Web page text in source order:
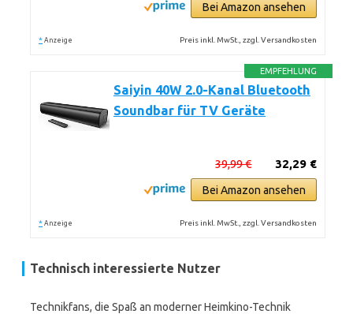
Bei Amazon ansehen
* Anzeige Preis inkl. MwSt., zzgl. Versandkosten
EMPFEHLUNG
Saiyin 40W 2.0-Kanal Bluetooth
Soundbar für TV Geräte
32,29 €
39,99 €
Bei Amazon ansehen
* Anzeige Preis inkl. MwSt., zzgl. Versandkosten
Technisch interessierte Nutzer
Technikfans, die Spaß an moderner Heimkino-Technik